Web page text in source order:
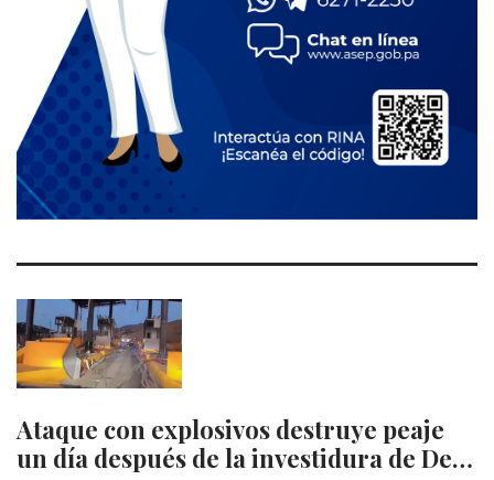
Ataque con explosivos destruye peaje
un día después de la investidura de De…